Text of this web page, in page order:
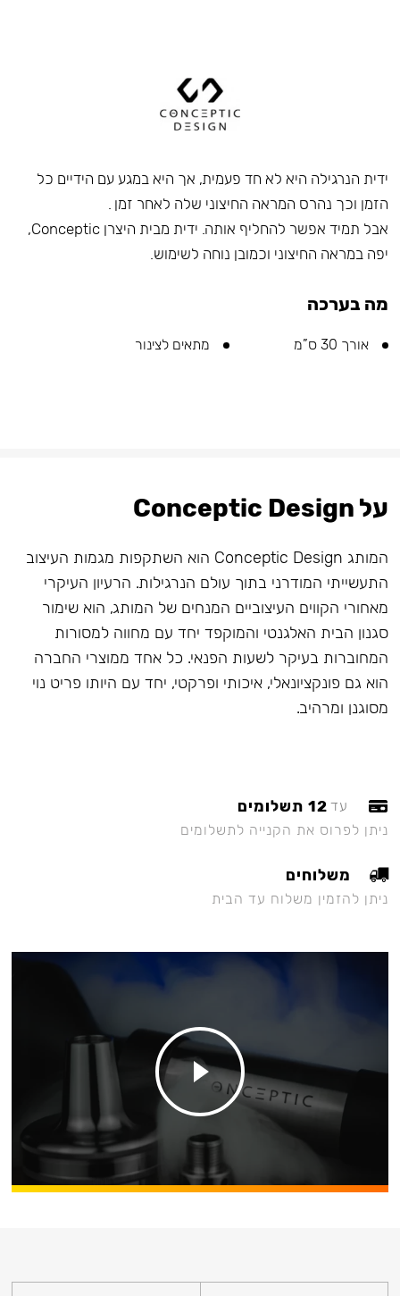
ידית הנרגילה היא לא חד פעמית, אך היא במגע עם הידיים כל
הזמן וכך נהרס המראה החיצוני שלה לאחר זמן .
אבל תמיד אפשר להחליף אותה. ידית מבית היצרן Conceptic,
יפה במראה החיצוני וכמובן נוחה לשימוש.
מה בערכה
אורך 30 ס”מ מתאים לצינור
על Conceptic Design
המותג Conceptic Design הוא השתקפות מגמות העיצוב
התעשייתי המודרני בתוך עולם הנרגילות. הרעיון העיקרי
מאחורי הקווים העיצוביים המנחים של המותג, הוא שימור
סגנון הבית האלגנטי והמוקפד יחד עם מחווה למסורות
המחוברות בעיקר לשעות הפנאי. כל אחד ממוצרי החברה
הוא גם פונקציונאלי, איכותי ופרקטי, יחד עם היותו פריט נוי
מסוגנן ומרהיב.
עד 12 תשלומים
ניתן לפרוס את הקנייה לתשלומים
משלוחים
ניתן להזמין משלוח עד הבית